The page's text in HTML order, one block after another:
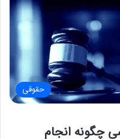
حقوقی
چگونه انجام